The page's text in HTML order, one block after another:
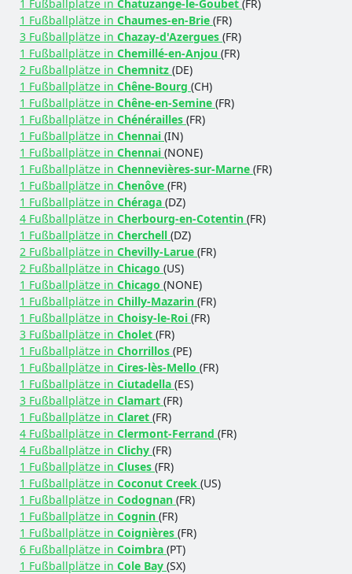
1 Fußballplätze in Chatuzange-le-Goubet (FR)
1 Fußballplätze in Chaumes-en-Brie (FR)
3 Fußballplätze in Chazay-d'Azergues (FR)
1 Fußballplätze in Chemillé-en-Anjou (FR)
2 Fußballplätze in Chemnitz (DE)
1 Fußballplätze in Chêne-Bourg (CH)
1 Fußballplätze in Chêne-en-Semine (FR)
1 Fußballplätze in Chénérailles (FR)
1 Fußballplätze in Chennai (IN)
1 Fußballplätze in Chennai (NONE)
1 Fußballplätze in Chennevières-sur-Marne (FR)
1 Fußballplätze in Chenôve (FR)
1 Fußballplätze in Chéraga (DZ)
4 Fußballplätze in Cherbourg-en-Cotentin (FR)
1 Fußballplätze in Cherchell (DZ)
2 Fußballplätze in Chevilly-Larue (FR)
2 Fußballplätze in Chicago (US)
1 Fußballplätze in Chicago (NONE)
1 Fußballplätze in Chilly-Mazarin (FR)
1 Fußballplätze in Choisy-le-Roi (FR)
3 Fußballplätze in Cholet (FR)
1 Fußballplätze in Chorrillos (PE)
1 Fußballplätze in Cires-lès-Mello (FR)
1 Fußballplätze in Ciutadella (ES)
3 Fußballplätze in Clamart (FR)
1 Fußballplätze in Claret (FR)
4 Fußballplätze in Clermont-Ferrand (FR)
4 Fußballplätze in Clichy (FR)
1 Fußballplätze in Cluses (FR)
1 Fußballplätze in Coconut Creek (US)
1 Fußballplätze in Codognan (FR)
1 Fußballplätze in Cognin (FR)
1 Fußballplätze in Coignières (FR)
6 Fußballplätze in Coimbra (PT)
1 Fußballplätze in Cole Bay (SX)